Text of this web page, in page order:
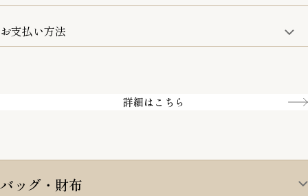
お取寄せ商品を除く
5,500円(税込)以上で全国送料無料となります。
お支払い方法
詳細はこちら
バッグ・財布